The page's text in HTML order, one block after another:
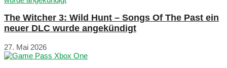
The Witcher 3: Wild Hunt – Songs Of The Past ein
neuer DLC wurde angekündigt
27. Mai 2026